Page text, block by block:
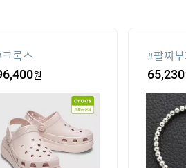
크록스
원
#팔찌
65,230